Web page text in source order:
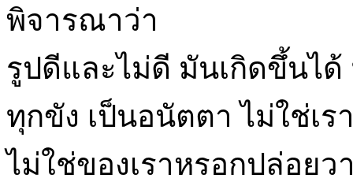
พิจารณาว่า
รูปดีและไม่ดี มันเกิดขึ้นไ
ทุกขัง เป็นอนัตตา ไม่ใช่เร
ไม่ใช่ของเราหรอกปล่อยว